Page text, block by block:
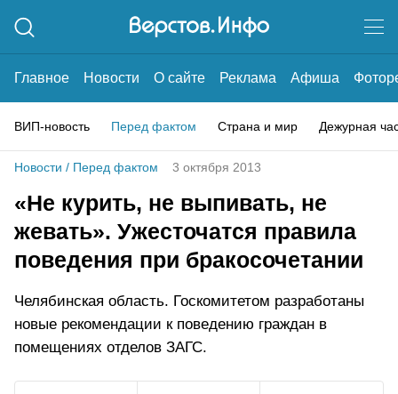
Главное Новости О сайте Реклама Афиша
ВИП-новость Перед фактом Страна и мир Дежурная
Новости / Перед фактом 3 октября 2013
«Не курить, не выпивать, не
жевать». Ужесточатся правила
поведения при бракосочетании
Челябинская область. Госкомитетом разработаны
новые рекомендации к поведению граждан в
помещениях отделов ЗАГС.